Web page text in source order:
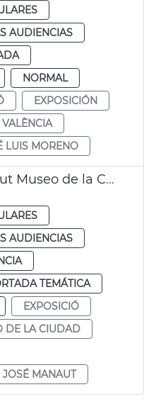
AUDIENCIAS
NORMAL
EXPOSICIÓN
LUIS MORENO
Exposición José Manaut Museo de la Ciudad València
AUDIENCIAS
TEMÁTICA
EXPOSICIÓ
DE LA CIUDAD
JOSÉ MANAUT